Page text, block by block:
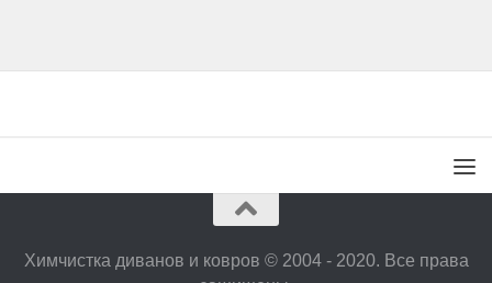
Химчистка диванов и ковров © 2004 - 2020. Все права